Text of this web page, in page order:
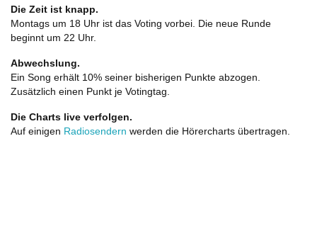
Die Zeit ist knapp.
Montags um 18 Uhr ist das Voting vorbei. Die neue Runde
beginnt um 22 Uhr.
Abwechslung.
Ein Song erhält 10% seiner bisherigen Punkte abzogen.
Zusätzlich einen Punkt je Votingtag.
Die Charts live verfolgen.
Auf einigen Radiosendern werden die Hörercharts übertragen.